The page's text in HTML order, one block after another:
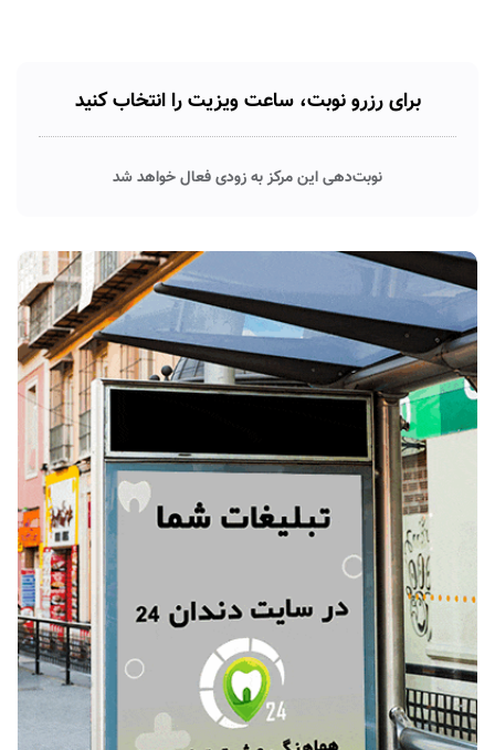
برای رزرو نوبت، ساعت ویزیت را انتخاب کنید
نوبت‌دهی این مرکز به زودی فعال خواهد شد